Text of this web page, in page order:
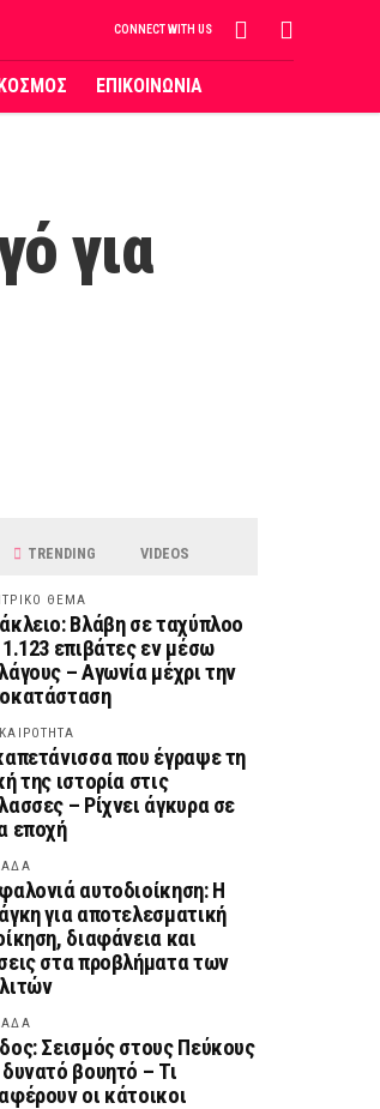
CONNECT WITH US
ΕΠΙΚΟΙΝΩΝΙΑ
για
TRENDING VIDEOS
ΘΕΜΑ
Βλάβη σε ταχύπλοο
επιβάτες εν μέσω
– Αγωνία μέχρι την
που έγραψε τη
της ιστορία στις
– Ρίχνει άγκυρα σε
εποχή
αυτοδιοίκηση: Η
για αποτελεσματική
διαφάνεια και
στα προβλήματα των
Σεισμός στους Πεύκους
βουητό – Τι
οι κάτοικοι